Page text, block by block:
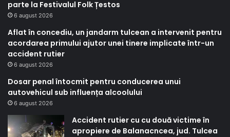
parte la Festivalul Folk Țestos
6 august 2026
Aflat în concediu, un jandarm tulcean a intervenit pentru
acordarea primului ajutor unei tinere implicate într-un
accident rutier
6 august 2026
Dosar penal întocmit pentru conducerea unui
autovehicul sub influența alcoolului
6 august 2026
Accident rutier cu cu două victime în
apropiere de Balanacncea, jud. Tulcea